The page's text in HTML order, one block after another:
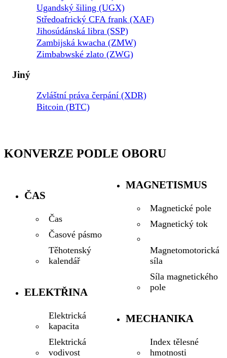
Ugandský šiling (UGX)
Středoafrický CFA frank (XAF)
Jihosúdánská libra (SSP)
Zambijská kwacha (ZMW)
Zimbabwské zlato (ZWG)
Jiný
Zvláštní práva čerpání (XDR)
Bitcoin (BTC)
KONVERZE PODLE OBORU
ČAS
Čas
Časové pásmo
Těhotenský
kalendář
ELEKTŘINA
Elektrická
kapacita
Elektrická
vodivost
MAGNETISMUS
Magnetické pole
Magnetický tok
Magnetomotorická
síla
Síla magnetického
pole
MECHANIKA
Index tělesné
hmotnosti